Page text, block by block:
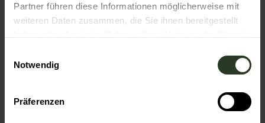
Partner führen diese Informationen möglicherweise mit
weiteren Daten zusammen, die Sie ihnen bereitgestellt
Notwendig
Präferenzen
befindet sich direkt der Parkplatz
Parken
Am Ziel: Bushaltestelle Schliffkopf